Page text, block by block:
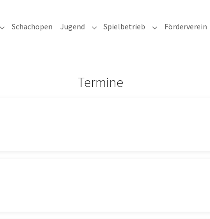
Submenu for "Unser Verein"
Schachopen Jugend Submenu for "Jugend"
Spielbetrieb Submenu for
Förderverein
Termine